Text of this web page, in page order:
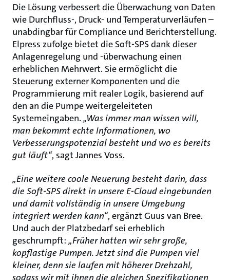
Die Lösung verbessert die Überwachung von Daten
wie Durchfluss-, Druck- und Temperaturverläufen –
unabdingbar für Compliance und Berichterstellung.
Elpress zufolge bietet die Soft-SPS dank dieser
Anlagenregelung und -überwachung einen
erheblichen Mehrwert. Sie ermöglicht die
Steuerung externer Komponenten und die
Programmierung mit realer Logik, basierend auf
den an die Pumpe weitergeleiteten
Systemeingaben. „Was immer man wissen will,
man bekommt echte Informationen, wo
Verbesserungspotenzial besteht und wo es bereits
gut läuft“, sagt Jannes Voss.
„Eine weitere coole Neuerung besteht darin, dass
die Soft-SPS direkt in unsere E-Cloud eingebunden
und damit vollständig in unsere Umgebung
integriert werden kann“, ergänzt Guus van Bree.
Und auch der Platzbedarf sei erheblich
geschrumpft: „Früher hatten wir sehr große,
kopflastige Pumpen. Jetzt sind die Pumpen viel
kleiner, denn sie laufen mit höherer Drehzahl,
sodass wir mit ihnen die gleichen Spezifikationen